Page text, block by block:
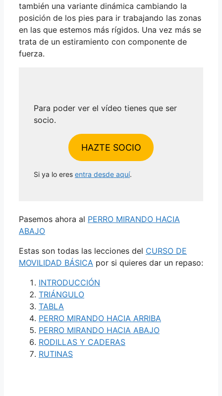
también una variante dinámica cambiando la
posición de los pies para ir trabajando las zonas
en las que estemos más rígidos. Una vez más se
trata de un estiramiento con componente de
fuerza.
Para poder ver el vídeo tienes que ser
socio.
HAZTE SOCIO
Si ya lo eres entra desde aquí.
Pasemos ahora al PERRO MIRANDO HACIA
ABAJO
Estas son todas las lecciones del CURSO DE
MOVILIDAD BÁSICA por si quieres dar un repaso:
INTRODUCCIÓN
TRIÁNGULO
TABLA
PERRO MIRANDO HACIA ARRIBA
PERRO MIRANDO HACIA ABAJO
RODILLAS Y CADERAS
RUTINAS